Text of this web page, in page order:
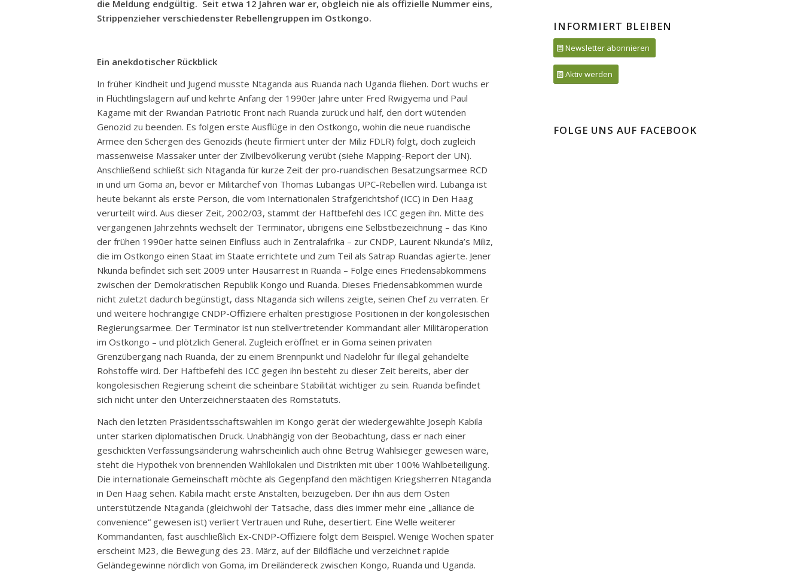
die Meldung endgültig. Seit etwa 12 Jahren war er, obgleich nie als offizielle Nummer eins,
Strippenzieher verschiedenster Rebellengruppen im Ostkongo.
Ein anekdotischer Rückblick
In früher Kindheit und Jugend musste Ntaganda aus Ruanda nach Uganda fliehen. Dort wuchs er
in Flüchtlingslagern auf und kehrte Anfang der 1990er Jahre unter Fred Rwigyema und Paul
Kagame mit der Rwandan Patriotic Front nach Ruanda zurück und half, den dort wütenden
Genozid zu beenden. Es folgen erste Ausflüge in den Ostkongo, wohin die neue ruandische
Armee den Schergen des Genozids (heute firmiert unter der Miliz FDLR) folgt, doch zugleich
massenweise Massaker unter der Zivilbevölkerung verübt (siehe Mapping-Report der UN).
Anschließend schließt sich Ntaganda für kurze Zeit der pro-ruandischen Besatzungsarmee RCD
in und um Goma an, bevor er Militärchef von Thomas Lubangas UPC-Rebellen wird. Lubanga ist
heute bekannt als erste Person, die vom Internationalen Strafgerichtshof (ICC) in Den Haag
verurteilt wird. Aus dieser Zeit, 2002/03, stammt der Haftbefehl des ICC gegen ihn. Mitte des
vergangenen Jahrzehnts wechselt der Terminator, übrigens eine Selbstbezeichnung – das Kino
der frühen 1990er hatte seinen Einfluss auch in Zentralafrika – zur CNDP, Laurent Nkunda’s Miliz,
die im Ostkongo einen Staat im Staate errichtete und zum Teil als Satrap Ruandas agierte. Jener
Nkunda befindet sich seit 2009 unter Hausarrest in Ruanda – Folge eines Friedensabkommens
zwischen der Demokratischen Republik Kongo und Ruanda. Dieses Friedensabkommen wurde
nicht zuletzt dadurch begünstigt, dass Ntaganda sich willens zeigte, seinen Chef zu verraten. Er
und weitere hochrangige CNDP-Offiziere erhalten prestigiöse Positionen in der kongolesischen
Regierungsarmee. Der Terminator ist nun stellvertretender Kommandant aller Militäroperation
im Ostkongo – und plötzlich General. Zugleich eröffnet er in Goma seinen privaten
Grenzübergang nach Ruanda, der zu einem Brennpunkt und Nadelöhr für illegal gehandelte
Rohstoffe wird. Der Haftbefehl des ICC gegen ihn besteht zu dieser Zeit bereits, aber der
kongolesischen Regierung scheint die scheinbare Stabilität wichtiger zu sein. Ruanda befindet
sich nicht unter den Unterzeichnerstaaten des Romstatuts.
Nach den letzten Präsidentsschaftswahlen im Kongo gerät der wiedergewählte Joseph Kabila
unter starken diplomatischen Druck. Unabhängig von der Beobachtung, dass er nach einer
geschickten Verfassungsänderung wahrscheinlich auch ohne Betrug Wahlsieger gewesen wäre,
steht die Hypothek von brennenden Wahllokalen und Distrikten mit über 100% Wahlbeteiligung.
Die internationale Gemeinschaft möchte als Gegenpfand den mächtigen Kriegsherren Ntaganda
in Den Haag sehen. Kabila macht erste Anstalten, beizugeben. Der ihn aus dem Osten
unterstützende Ntaganda (gleichwohl der Tatsache, dass dies immer mehr eine „alliance de
convenience“ gewesen ist) verliert Vertrauen und Ruhe, desertiert. Eine Welle weiterer
Kommandanten, fast auschließlich Ex-CNDP-Offiziere folgt dem Beispiel. Wenige Wochen später
erscheint M23, die Bewegung des 23. März, auf der Bildfläche und verzeichnet rapide
Geländegewinne nördlich von Goma, im Dreiländereck zwischen Kongo, Ruanda und Uganda.
INFORMIERT BLEIBEN
Newsletter abonnieren
Aktiv werden
FOLGE UNS AUF FACEBOOK